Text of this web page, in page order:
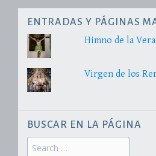
ENTRADAS Y PÁGINAS
Himno de la
Virgen de los
BUSCAR EN LA PÁGINA
Search